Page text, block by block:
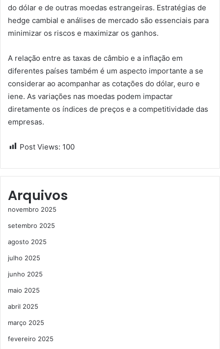
do dólar e de outras moedas estrangeiras. Estratégias de
hedge cambial e análises de mercado são essenciais para
minimizar os riscos e maximizar os ganhos.
A relação entre as taxas de câmbio e a inflação em
diferentes países também é um aspecto importante a se
considerar ao acompanhar as cotações do dólar, euro e
iene. As variações nas moedas podem impactar
diretamente os índices de preços e a competitividade das
empresas.
Post Views: 100
Arquivos
novembro 2025
setembro 2025
agosto 2025
julho 2025
junho 2025
maio 2025
abril 2025
março 2025
fevereiro 2025